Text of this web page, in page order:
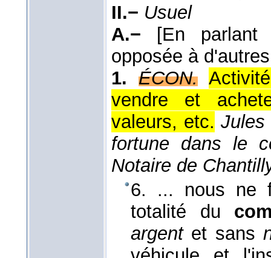
II.− Usuel
A.−
[En
opposée à
1.
ÉCON.
vendre et
valeurs, etc. Jules
fortune dans le
Notaire de
6. ... nous ne
totalité du
argentet sans